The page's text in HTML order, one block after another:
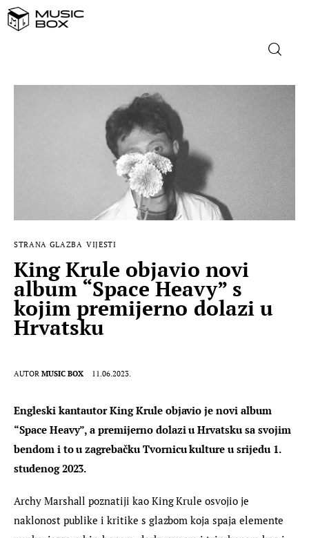
NASLOVNICA
DOMAĆA GLAZBA
STRANA GLAZBA
MUSIC BOX
STRANA GLAZBA VIJESTI
King Krule objavio novi
album “Space Heavy” s
kojim premijerno dolazi u
Hrvatsku
AUTOR MUSIC BOX 11.06.2023.
Engleski kantautor King Krule objavio je novi album
“Space Heavy”, a premijerno dolazi u Hrvatsku sa svojim
bendom i to u zagrebačku Tvornicu kulture u srijedu 1.
studenog 2023.
Archy Marshall poznatiji kao King Krule osvojio je
naklonost publike i kritike s glazbom koja spaja elemente